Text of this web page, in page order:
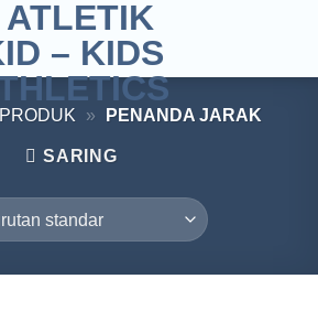
PRODUK » PENANDA JARAK
SARING